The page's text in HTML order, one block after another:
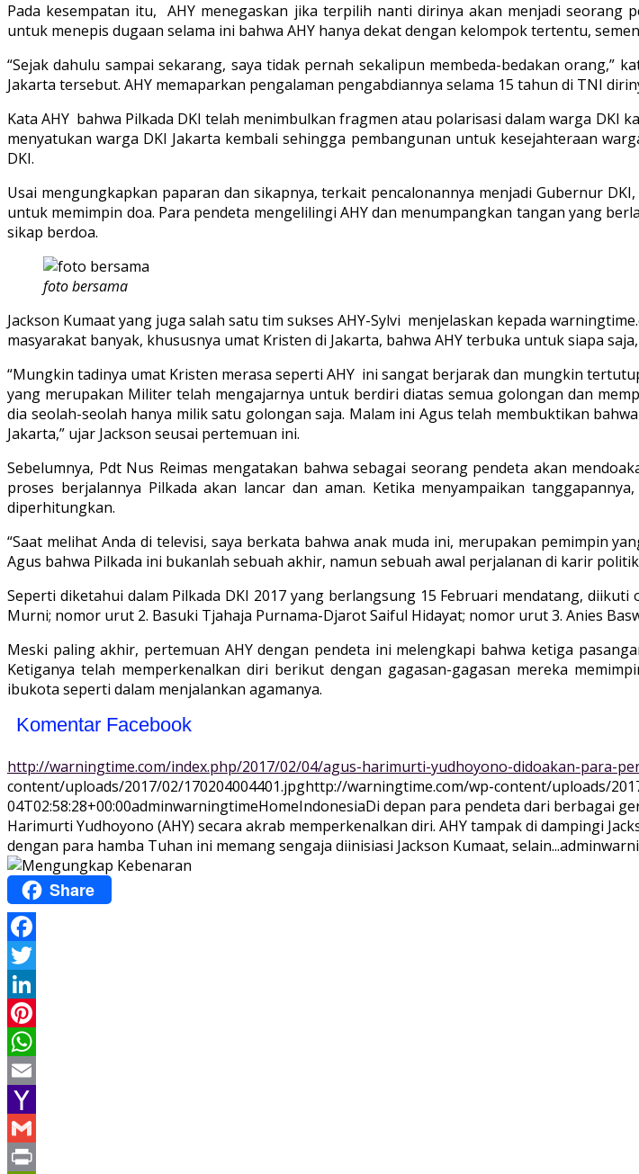
Pada kesempatan itu, AHY menegaskan jika terpilih nanti dirinya akan menjadi seorang
untuk menepis dugaan selama ini bahwa AHY hanya dekat dengan kelompok tertentu,
“Sejak dahulu sampai sekarang, saya tidak pernah sekalipun membeda-bedakan orang,”
Jakarta tersebut. AHY memaparkan pengalaman pengabdiannya selama 15 tahun di TNI
Kata AHY bahwa Pilkada DKI telah menimbulkan fragmen atau polarisasi dalam warga
menyatukan warga DKI Jakarta kembali sehingga pembangunan untuk kesejahteraan
DKI.
Usai mengungkapkan paparan dan sikapnya, terkait pencalonannya menjadi Gubernur
untuk memimpin doa. Para pendeta mengelilingi AHY dan menumpangkan tangan yang
sikap berdoa.
foto bersama
Jackson Kumaat yang juga salah satu tim sukses AHY-Sylvi menjelaskan kepada
masyarakat banyak, khususnya umat Kristen di Jakarta, bahwa AHY terbuka untuk siapa
“Mungkin tadinya umat Kristen merasa seperti AHY ini sangat berjarak dan mungkin
yang merupakan Militer telah mengajarnya untuk berdiri diatas semua golongan dan
dia seolah-seolah hanya milik satu golongan saja. Malam ini Agus telah membuktikan
Jakarta,” ujar Jackson seusai pertemuan ini.
Sebelumnya, Pdt Nus Reimas mengatakan bahwa sebagai seorang pendeta akan
proses berjalannya Pilkada akan lancar dan aman. Ketika menyampaikan
diperhitungkan.
“Saat melihat Anda di televisi, saya berkata bahwa anak muda ini, merupakan pemimpin
Agus bahwa Pilkada ini bukanlah sebuah akhir, namun sebuah awal perjalanan di karir
Seperti diketahui dalam Pilkada DKI 2017 yang berlangsung 15 Februari mendatang,
Murni; nomor urut 2. Basuki Tjahaja Purnama-Djarot Saiful Hidayat; nomor urut 3. Anies
Meski paling akhir, pertemuan AHY dengan pendeta ini melengkapi bahwa ketiga
Ketiganya telah memperkenalkan diri berikut dengan gagasan-gagasan mereka
ibukota seperti dalam menjalankan agamanya.
Komentar Facebook
http://warningtime.com/index.php/2017/02/04/agus-harimurti-yudhoyono-didoakan-para-
content/uploads/2017/02/170204004401.jpghttp://warningtime.com/wp-content/uploads/
04T02:58:28+00:00adminwarningtimeHomeIndonesiaDi depan para pendeta dari berbagai
Harimurti Yudhoyono (AHY) secara akrab memperkenalkan diri. AHY tampak di dampingi
dengan para hamba Tuhan ini memang sengaja diinisiasi Jackson Kumaat, selain...
Share
Facebook
Twitter
LinkedIn
Pinterest
WhatsApp
Email
Yahoo
Mail
Gmail